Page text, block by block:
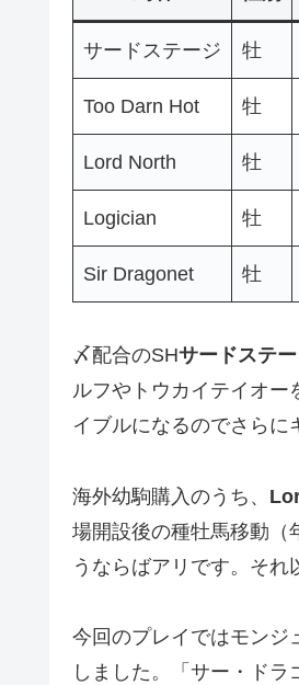
サードステージ 牡
Too Darn Hot 牡
Lord North 牡
Logician 牡
Sir Dragonet 牡
〆配合のSHサードステ
ルフやトウカイテイオー
イブルになるのでさらに
海外幼駒購入のうち、
場開設後の種牡馬移動（
うならばアリです。それ
今回のプレイではモンジ
しました。「サー・ドラ